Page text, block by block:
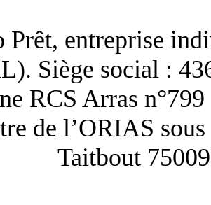
Prêt, entreprise
Siège social :
RCS Arras
de l’ORIAS
Taitbout